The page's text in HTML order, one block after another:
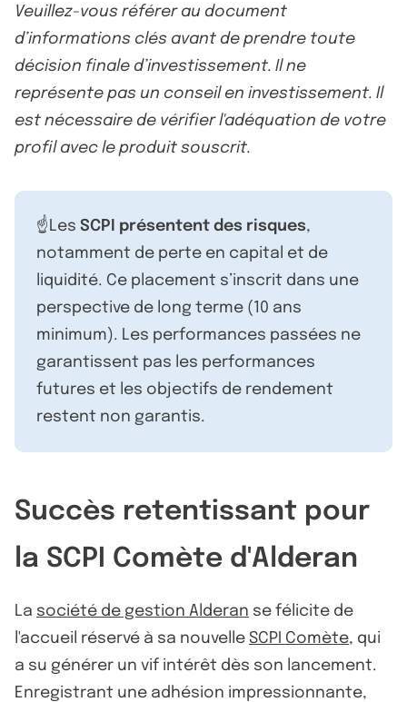
Veuillez-vous référer au document
d’informations clés avant de prendre toute
décision finale d’investissement. Il ne
représente pas un conseil en investissement. Il
est nécessaire de vérifier l'adéquation de votre
profil avec le produit souscrit.
☝️Les SCPI présentent des risques,
notamment de perte en capital et de
liquidité. Ce placement s’inscrit dans une
perspective de long terme (10 ans
minimum). Les performances passées ne
garantissent pas les performances
futures et les objectifs de rendement
restent non garantis.
Succès retentissant pour
la SCPI Comète d'Alderan
La société de gestion Alderan se félicite de
l'accueil réservé à sa nouvelle SCPI Comète, qui
a su générer un vif intérêt dès son lancement.
Enregistrant une adhésion impressionnante,